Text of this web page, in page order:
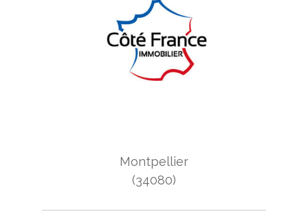
Montpellier
(34080)